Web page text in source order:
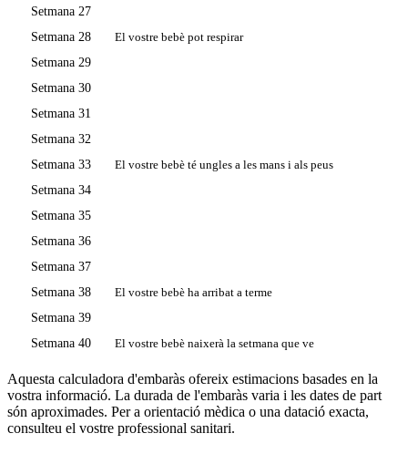
Setmana 27
Setmana 28
El vostre bebè pot respirar
Setmana 29
Setmana 30
Setmana 31
Setmana 32
Setmana 33
El vostre bebè té ungles a les mans i als peus
Setmana 34
Setmana 35
Setmana 36
Setmana 37
Setmana 38
El vostre bebè ha arribat a terme
Setmana 39
Setmana 40
El vostre bebè naixerà la setmana que ve
Aquesta calculadora d'embaràs ofereix estimacions basades en la
vostra informació. La durada de l'embaràs varia i les dates de part
són aproximades. Per a orientació mèdica o una datació exacta,
consulteu el vostre professional sanitari.